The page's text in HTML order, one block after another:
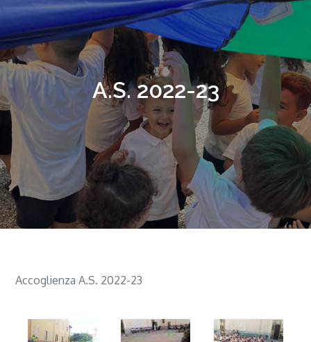
A.S. 2022-23
Accoglienza A.S. 2022-23